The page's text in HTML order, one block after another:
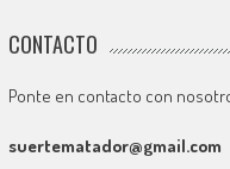
CONTACTO
Ponte en contacto con
suertematador@gmail.com